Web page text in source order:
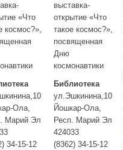
«Что
космос?»,
Ола,
Марий Эл
34-15-12
выставка-
открытие «Что
такое космос?»,
посвященная
Дню
космонавтики
Библиотека
ул.Эшкинина,10
Йошкар-Ола,
Респ. Марий Эл
424033
(8362) 34-15-12